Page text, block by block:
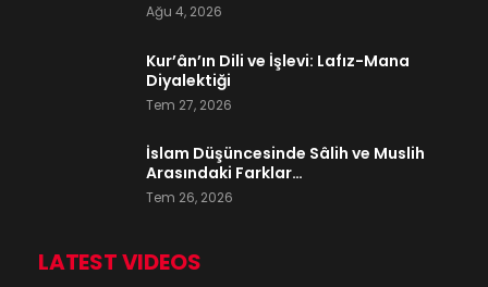
Ağu 4, 2026
Kur’ân’ın Dili ve İşlevi: Lafız-Mana
Diyalektiği
Tem 27, 2026
İslam Düşüncesinde Sâlih ve Muslih
Arasındaki Farklar…
Tem 26, 2026
LATEST VIDEOS